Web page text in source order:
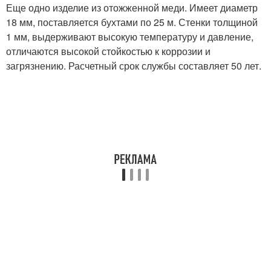
Еще одно изделие из отожженной меди. Имеет диаметр
18 мм, поставляется бухтами по 25 м. Стенки толщиной
1 мм, выдерживают высокую температуру и давление,
отличаются высокой стойкостью к коррозии и
загрязнению. Расчетный срок службы составляет 50 лет.